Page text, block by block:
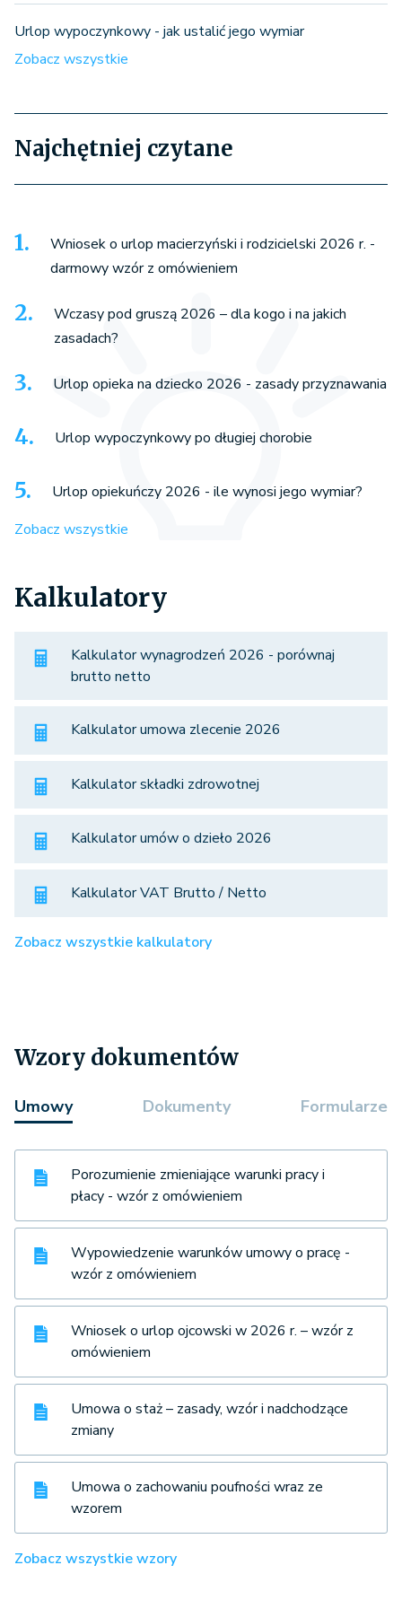
Urlop wypoczynkowy - jak ustalić jego wymiar
Zobacz wszystkie
Najchętniej czytane
Wniosek o urlop macierzyński i rodzicielski 2026 r. -
darmowy wzór z omówieniem
Wczasy pod gruszą 2026 – dla kogo i na jakich
zasadach?
Urlop opieka na dziecko 2026 - zasady przyznawania
Urlop wypoczynkowy po długiej chorobie
Urlop opiekuńczy 2026 - ile wynosi jego wymiar?
Zobacz wszystkie
Kalkulatory
Kalkulator wynagrodzeń 2026 - porównaj
brutto netto
Kalkulator umowa zlecenie 2026
Kalkulator składki zdrowotnej
Kalkulator umów o dzieło 2026
Kalkulator VAT Brutto / Netto
Zobacz wszystkie kalkulatory
Wzory dokumentów
Umowy Dokumenty Formularze
Porozumienie zmieniające warunki pracy i
płacy - wzór z omówieniem
Wypowiedzenie warunków umowy o pracę -
wzór z omówieniem
Wniosek o urlop ojcowski w 2026 r. – wzór z
omówieniem
Umowa o staż – zasady, wzór i nadchodzące
zmiany
Umowa o zachowaniu poufności wraz ze
wzorem
Zobacz wszystkie wzory